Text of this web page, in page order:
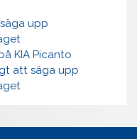
upp
KIA Picanto
att säga upp